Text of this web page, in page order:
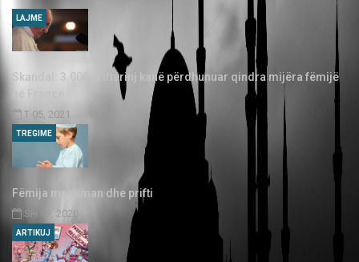
Skandal: 3.000 priftërinj kanë përdhunuar qindra mijëra fëmijë
T 05, 2021
LAJME
Fëmija musliman dhe prifti
SH 03, 2020
TREGIME
ARTIKUJ